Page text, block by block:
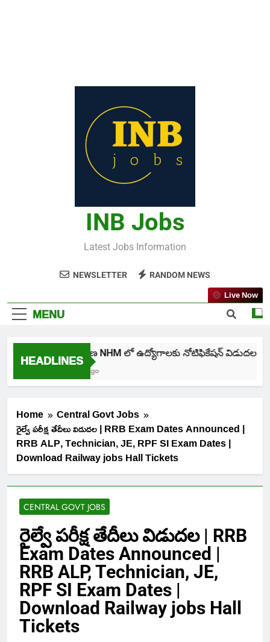
INB Jobs
Latest Jobs Information
NEWSLETTER RANDOM NEWS
MENU
Live Now
HEADLINESతెలంగాణ NHM లో ఉద్యోగాలకు నోటిఫికేషన్ విడుదల
Home
Central Govt Jobs
రైల్వే పరీక్ష తేదీలు విడుదల | RRB Exam Dates Announced |
RRB ALP, Technician, JE, RPF SI Exam Dates |
Download Railway jobs Hall Tickets
CENTRAL GOVT JOBS
రైల్వే పరీక్ష తేదీలు విడుదల | RRB
Exam Dates Announced |
RRB ALP, Technician, JE,
RPF SI Exam Dates |
Download Railway jobs Hall
Tickets